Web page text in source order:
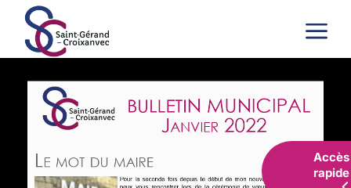
a
Accès
rapide